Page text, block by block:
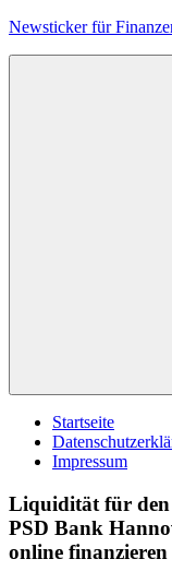
Zum
Newsticker für
Startseite
Impressum
Liquidität für den
PSD Bank
online finanzieren